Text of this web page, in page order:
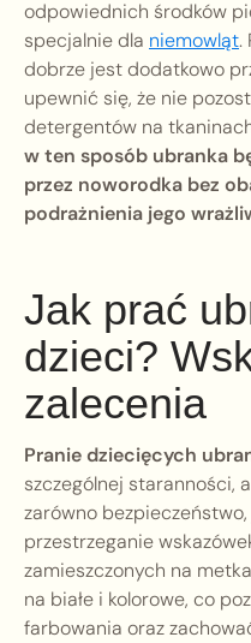
odpowiednich środków
specjalnie dla niemowląt.
dobrze jest dodatkowo
upewnić się, że nie
detergentów na
w ten sposób ubranka
przez noworodka bez
podrażnienia jego
Jak prać
dzieci?
zalecenia
Pranie dziecięcych
szczególnej staranności,
zarówno
przestrzeganie
zamieszczonych na
na białe i kolorowe, co
farbowania oraz